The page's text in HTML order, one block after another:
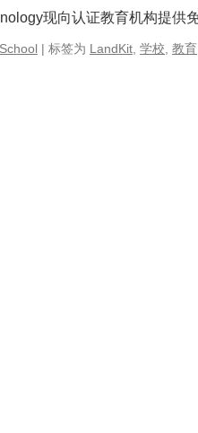
现向认证教育机构提
School | 标签为 LandKit 学校 教育